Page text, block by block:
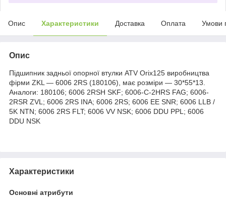
Опис Характеристики Доставка Оплата Умови
Опис
Підшипник задньої опорної втулки ATV Orix125 виробництва
фірми ZKL — 6006 2RS (180106), має розміри — 30*55*13.
Аналоги: 180106; 6006 2RSH SKF; 6006-C-2HRS FAG; 6006-
2RSR ZVL; 6006 2RS INA; 6006 2RS; 6006 EE SNR; 6006 LLB /
5K NTN; 6006 2RS FLT; 6006 VV NSK; 6006 DDU PPL; 6006
DDU NSK
Характеристики
Основні атрибути